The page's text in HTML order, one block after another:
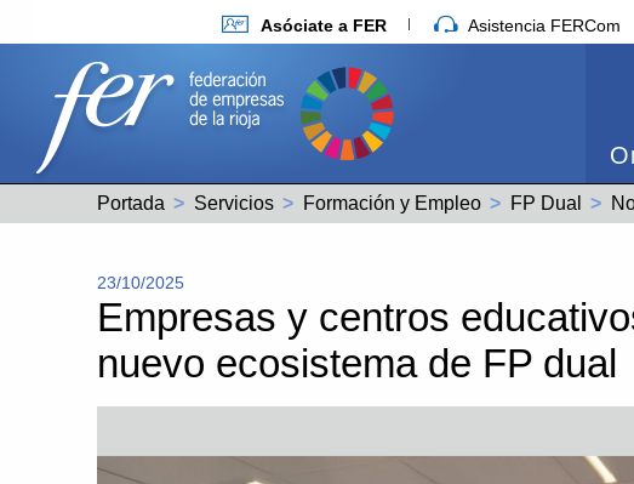
Asóciate a FER Asistencia FERCom
Portada Servicios Formación y Empleo FP Dual
23/10/2025
Empresas y centros
nuevo ecosistema de FP dual